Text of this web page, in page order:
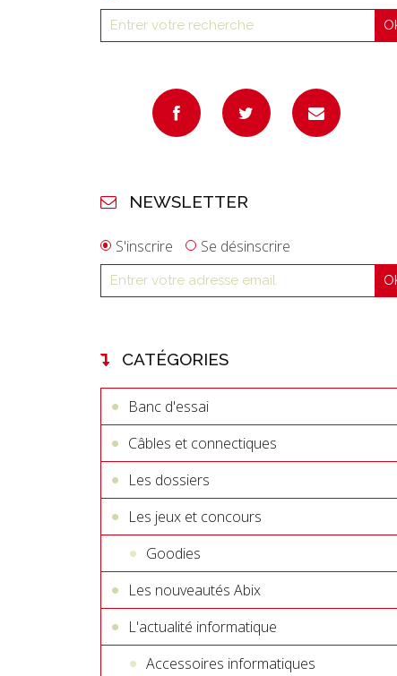
NEWSLETTER
S'inscrire Se désinscrire
CATÉGORIES
Banc d'essai
Câbles et connectiques
Les dossiers
Les jeux et concours
Goodies
Les nouveautés Abix
L'actualité informatique
Accessoires informatiques